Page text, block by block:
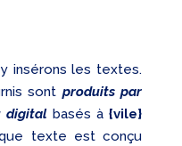
insérons les textes.
sont produits par
digital basés à{vile}
texte est conçu